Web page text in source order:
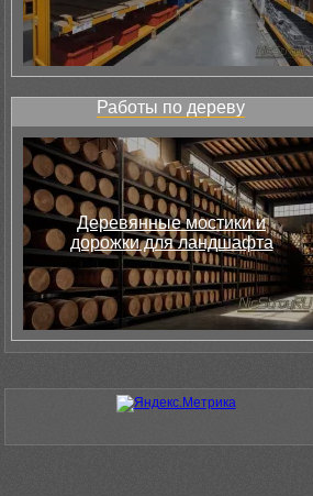
Работы по дереву
Деревянные мостики и
дорожки для ландшафта